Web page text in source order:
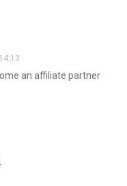
an affiliate partner